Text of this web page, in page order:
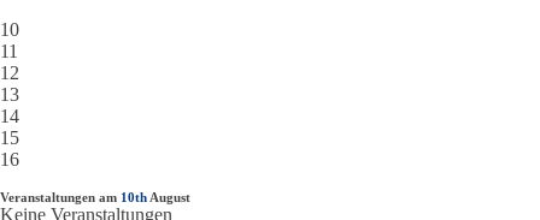
10
11
12
13
14
15
16
Veranstaltungen am 10th August
Keine Veranstaltungen